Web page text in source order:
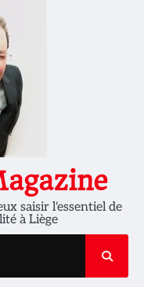
saisir l'essentiel de
à Liège